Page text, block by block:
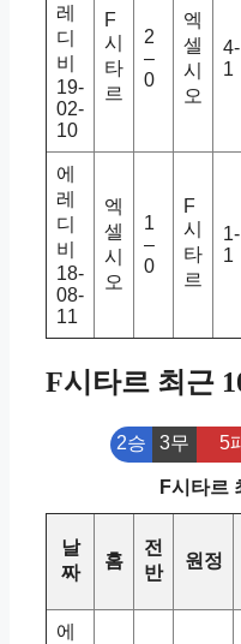
레
디
비
19-
02-
10
F
시
타
르
2
–
0
엑
셀
시
오
4-
1
에
레
디
비
18-
08-
11
엑
셀
시
오
1
–
0
F
시
타
르
1-
1
F시타르 최근
2승 3무 5
F시타르
날
짜
홈
전
반
원정
에